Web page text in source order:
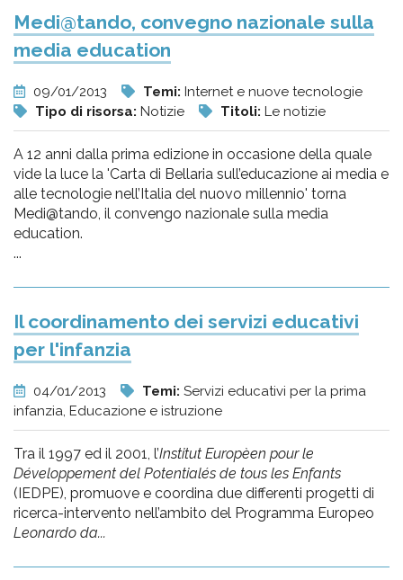
Medi@tando, convegno nazionale sulla
media education
09/01/2013 Temi: Internet e nuove tecnologie
Tipo di risorsa: Notizie Titoli: Le notizie
A 12 anni dalla prima edizione in occasione della quale
vide la luce la 'Carta di Bellaria sull’educazione ai media e
alle tecnologie nell’Italia del nuovo millennio' torna
Medi@tando, il convengo nazionale sulla media
education.
...
Il coordinamento dei servizi educativi
per l'infanzia
04/01/2013 Temi: Servizi educativi per la prima
infanzia, Educazione e istruzione
Tra il 1997 ed il 2001, l’Institut Europèen pour le
Développement del Potentialés de tous les Enfants
(IEDPE), promuove e coordina due differenti progetti di
ricerca-intervento nell’ambito del Programma Europeo
Leonardo da...